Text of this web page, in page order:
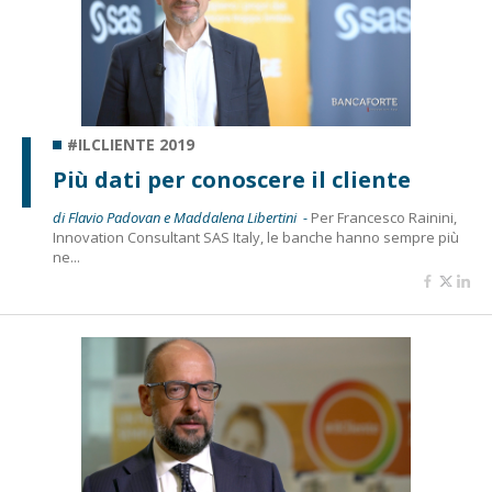
#ILCLIENTE 2019
Più dati per conoscere il cliente
di Flavio Padovan e Maddalena Libertini - Per Francesco Rainini,
Innovation Consultant SAS Italy, le banche hanno sempre più
ne...